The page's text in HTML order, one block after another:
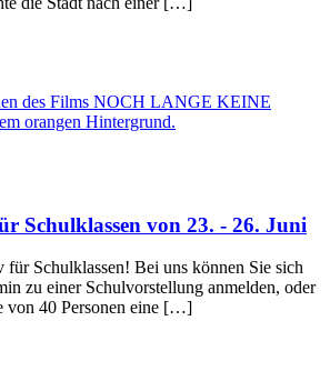
Schulklassen von 23. - 26. Juni
für Schulklassen! Bei uns können Sie sich
zu einer Schulvorstellung anmelden, oder
von 40 Personen eine […]